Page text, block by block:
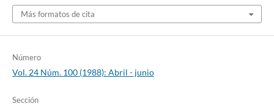
Más formatos de cita
Número
Vol. 24 Núm. 100 (1988): Abril - junio
Sección